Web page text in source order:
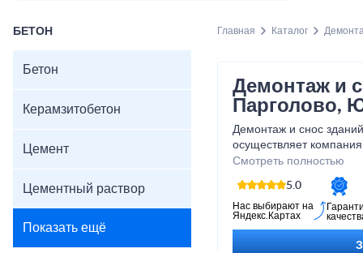
БЕТОН
Бетон
Керамзитобетон
Цемент
Цементный раствор
Показать ещё
Главная Каталог
Демонтаж и
Парголово,
Демонтаж и снос
осуществляет
работу любого
домов, демонтаж
демонтаж заводов и
Смотреть полностью
5.0
Нас выбирают на
Яндекс.Картах